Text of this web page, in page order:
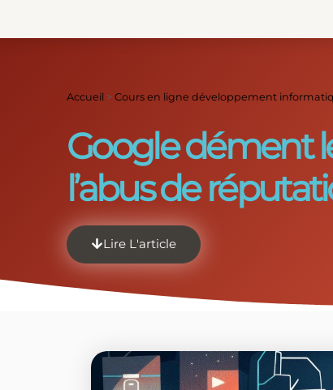
Accueil > Cours en ligne développement
Google dément
l’abus de
Lire L'article